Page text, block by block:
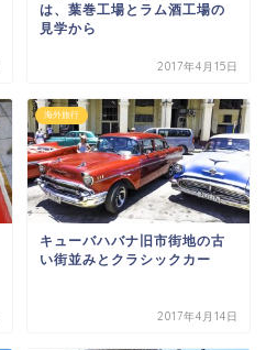
は、葉巻工場とラム酒工場の
見学から
2017年4月15日
海外旅行
キューバハバナ旧市街地の古
い街並みとクラシックカー
2017年4月14日